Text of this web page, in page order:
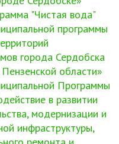
"Чистая вода"
программы
города Сердобска
области»
Программы
в развитии
модернизации и
инфраструктуры,